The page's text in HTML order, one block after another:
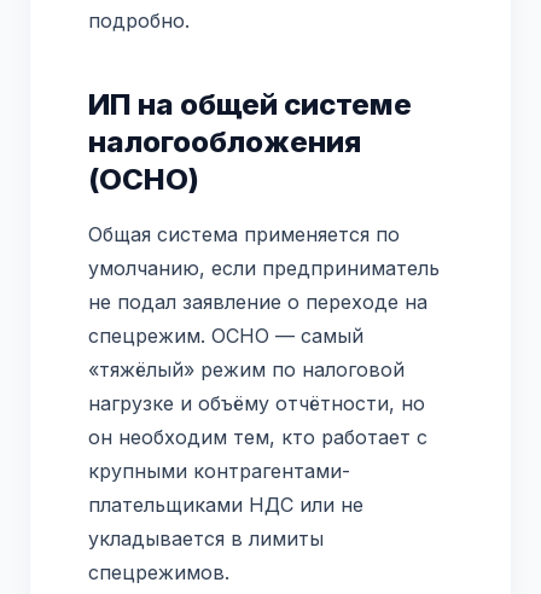
подробно.
ИП на общей системе
налогообложения
(ОСНО)
Общая система применяется по
умолчанию, если предприниматель
не подал заявление о переходе на
спецрежим. ОСНО — самый
«тяжёлый» режим по налоговой
нагрузке и объёму отчётности, но
он необходим тем, кто работает с
крупными контрагентами-
плательщиками НДС или не
укладывается в лимиты
спецрежимов.